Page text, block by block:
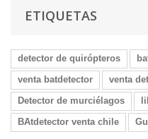
ETIQUETAS
detector de quirópteros
venta batdetector
venta
Detector de murciélagos
BAtdetector venta chile